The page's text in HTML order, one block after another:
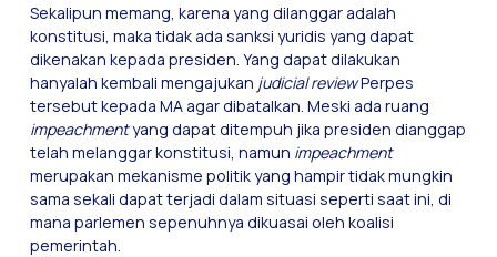
Sekalipun memang, karena yang dilanggar adalah
konstitusi, maka tidak ada sanksi yuridis yang dapat
dikenakan kepada presiden. Yang dapat dilakukan
hanyalah kembali mengajukan judicial reviewPerpes
tersebut kepada MA agar dibatalkan. Meski ada ruang
impeachmentyang dapat ditempuh jika presiden dianggap
telah melanggar konstitusi, namun impeachment
merupakan mekanisme politik yang hampir tidak mungkin
sama sekali dapat terjadi dalam situasi seperti saat ini, di
mana parlemen sepenuhnya dikuasai oleh koalisi
pemerintah.